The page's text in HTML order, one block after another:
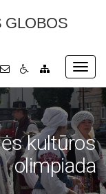
GLOBOS
kultūros
olimpiada